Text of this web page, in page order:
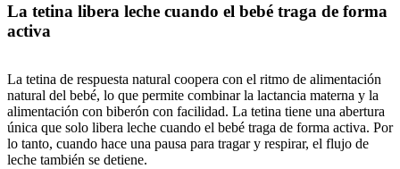
La tetina libera leche cuando el bebé traga de forma
activa
La tetina de respuesta natural coopera con el ritmo de alimentación
natural del bebé, lo que permite combinar la lactancia materna y la
alimentación con biberón con facilidad. La tetina tiene una abertura
única que solo libera leche cuando el bebé traga de forma activa. Por
lo tanto, cuando hace una pausa para tragar y respirar, el flujo de
leche también se detiene.